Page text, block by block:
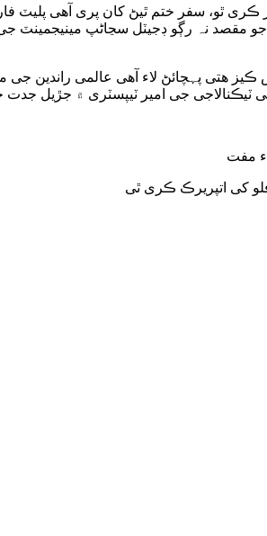
ڪری ٿو، سفر ختم ٿیڻ کان پری آھی
مقصد نہ رڳو ڊجیٽل سڃاڻپ
ڪیز ھتی پہچائڻ لاء آھی عالمی راندین
ٽیڪنالاجی جی امیر ٽیپسٽری ۾ جڙیل
مفت
کی اتپریرڪ ڪری ٿی